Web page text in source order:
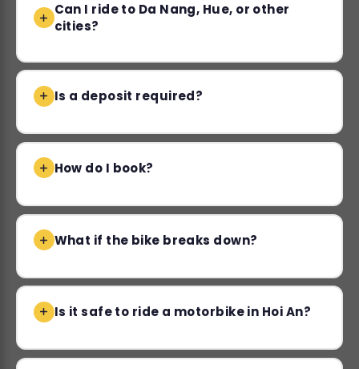
Can I ride to Da Nang, Hue, or other
cities?
Is a deposit required?
How do I book?
What if the bike breaks down?
Is it safe to ride a motorbike in Hoi An?